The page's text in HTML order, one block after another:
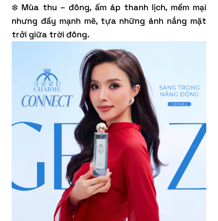
❄️ Mùa thu – đông, ấm áp thanh lịch, mềm mại
nhưng đầy mạnh mẽ, tựa những ánh nắng mặt
trởi giữa trời đông.